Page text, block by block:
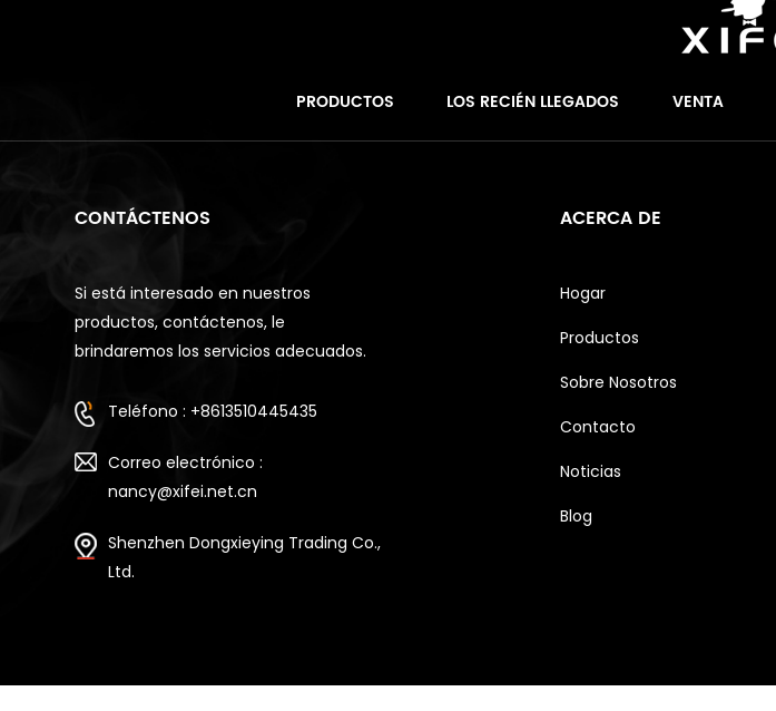
PRODUCTOS LOS RECIÉN LLEGADOS VENTA
CONTÁCTENOS
Si está interesado en nuestros
productos, contáctenos, le
brindaremos los servicios adecuados.
Teléfono : +8613510445435
Correo electrónico :
nancy@xifei.net.cn
Shenzhen Dongxieying Trading Co.,
Ltd.
ACERCA DE
Hogar
Productos
Sobre Nosotros
Contacto
Noticias
Blog